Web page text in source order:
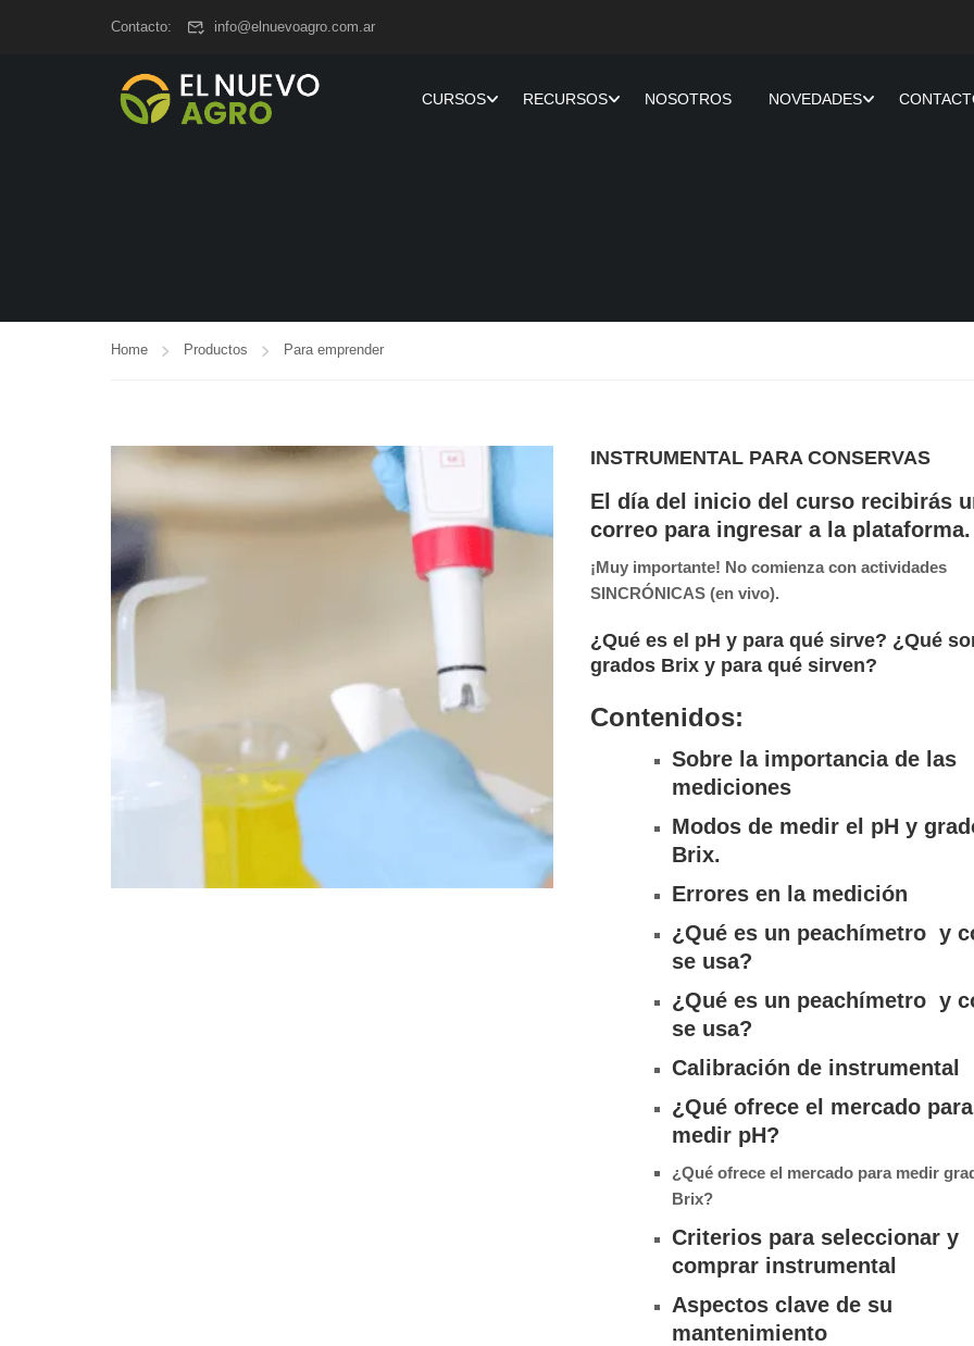
Contacto: info@elnuevoagro.com.ar
CURSOS RECURSOS NOSOTROS NOVEDADES
Home Productos Para emprender
INSTRUMENTAL PARA CONSERVAS
El día del inicio del curso recibirás
correo para ingresar a la plataforma.
¡Muy importante! No comienza con actividades
SINCRÓNICAS (en vivo).
¿Qué es el pH y para qué sirve? ¿Qué
grados Brix y para qué sirven?
Contenidos:
Sobre la importancia de las
mediciones
Modos de medir el pH y
Brix.
Errores en la medición
¿Qué es un peachímetro y
se usa?
¿Qué es un peachímetro y
se usa?
Calibración de instrumental
¿Qué ofrece el mercado para
medir pH?
¿Qué ofrece el mercado para medir
Brix?
Criterios para seleccionar y
comprar instrumental
Aspectos clave de su
mantenimiento